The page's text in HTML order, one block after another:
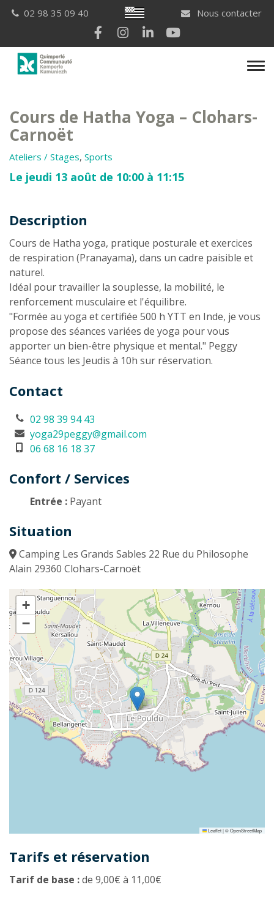
Breton
02 98 35 09 40
Nous contacter
Lien vers le compte Facebook
Lien vers le compte Instagram
Lien vers le compte
Cours de Hatha Yoga – Clohars-
Carnoët
Ateliers / Stages, Sports
Le jeudi 13 août de 10:00 à 11:15
Description
Description
Cours de Hatha yoga, pratique posturale et exercices
de respiration (Pranayama), dans un cadre paisible et
naturel.
Idéal pour travailler la souplesse, la mobilité, le
renforcement musculaire et l'équilibre.
"Formée au yoga et certifiée 500 h YTT en Inde, je vous
propose des séances variées de yoga pour vous
apporter un bien-être physique et mental." Peggy
Séance tous les Jeudis à 10h sur réservation.
Contact
02 98 39 94 43
yoga29peggy@gmail.com
06 68 16 18 37
Confort / Services
Entrée : Payant
Situation
Camping Les Grands Sables 22 Rue du Philosophe
Alain 29360 Clohars-Carnoët
+
−
Leaflet|©OpenStreetMap
Tarifs et réservation
Tarif de base :de 9,00€ à 11,00€